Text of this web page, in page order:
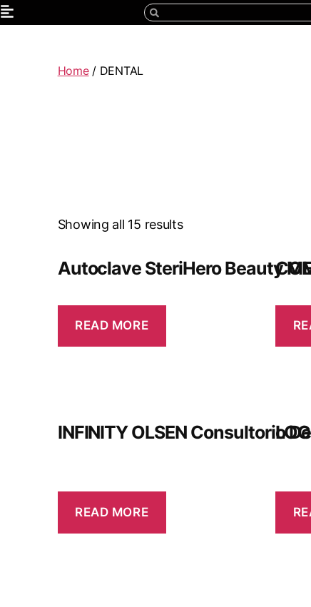
Home/ DENTAL
Showing all 15 results
Autoclave SteriHero Beauty
READ MORE
INFINITY OLSEN Consultorio
READ MORE